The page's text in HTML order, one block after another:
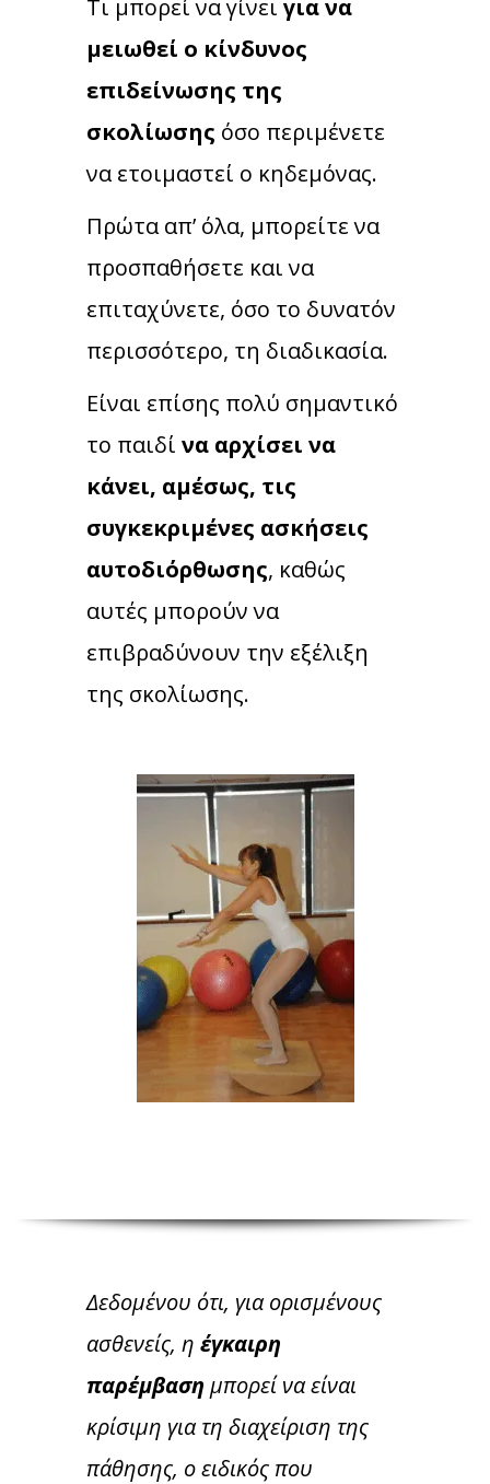
Τι μπορεί να γίνει για να
μειωθεί ο κίνδυνος
επιδείνωσης της
σκολίωσης όσο περιμένετε
να ετοιμαστεί ο κηδεμόνας.
Πρώτα απ’ όλα, μπορείτε να
προσπαθήσετε και να
επιταχύνετε, όσο το δυνατόν
περισσότερο, τη διαδικασία.
Είναι επίσης πολύ σημαντικό
το παιδί να αρχίσει να
κάνει, αμέσως, τις
συγκεκριμένες ασκήσεις
αυτοδιόρθωσης, καθώς
αυτές μπορούν να
επιβραδύνουν την εξέλιξη
της σκολίωσης.
Δεδομένου ότι, για ορισμένους
ασθενείς, η έγκαιρη
παρέμβαση μπορεί να είναι
κρίσιμη για τη διαχείριση της
πάθησης, ο ειδικός που